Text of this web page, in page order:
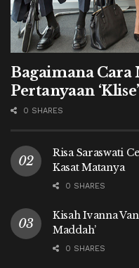
Bagaimana Cara
Pertanyaan
0 SHARES
Risa Saraswati
Kasat Matanya
0 SHARES
Kisah Ivanna
Maddah’
0 SHARES